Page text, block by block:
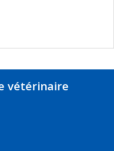
healing-disorders/
vétérinaire